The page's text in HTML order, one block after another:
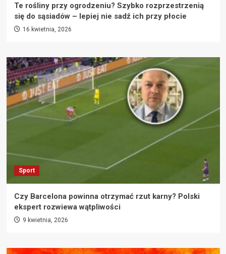
Te rośliny przy ogrodzeniu? Szybko rozprzestrzenią
się do sąsiadów – lepiej nie sadź ich przy płocie
16 kwietnia, 2026
Sport
Czy Barcelona powinna otrzymać rzut karny? Polski
ekspert rozwiewa wątpliwości
9 kwietnia, 2026